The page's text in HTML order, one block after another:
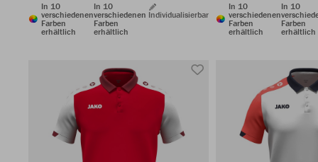
In 10
verschiedenen
Farben
erhältlich
In 10
verschiedenen
Farben
erhältlich
Individualisierbar
In 10
verschiedenen
Farben
erhältlich
In 10
Farben
erhältlich